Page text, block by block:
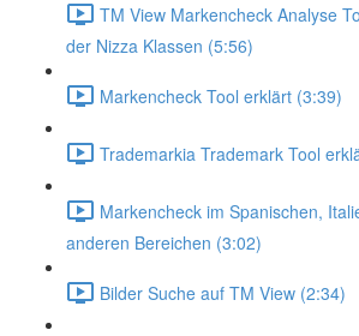
TM View Markencheck Analyse
der Nizza Klassen (5:56)
Markencheck Tool erklärt (3:39)
Trademarkia Trademark Tool
Markencheck im Spanischen,
anderen Bereichen (3:02)
Bilder Suche auf TM View (2:34)